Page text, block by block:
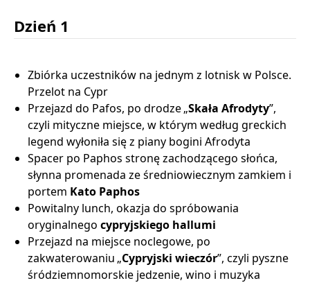
Dzień 1
Zbiórka uczestników na jednym z lotnisk w Polsce.
Przelot na Cypr
Przejazd do Pafos, po drodze „Skała Afrodyty”,
czyli mityczne miejsce, w którym według greckich
legend wyłoniła się z piany bogini Afrodyta
Spacer po Paphos stronę zachodzącego słońca,
słynna promenada ze średniowiecznym zamkiem i
portem Kato Paphos
Powitalny lunch, okazja do spróbowania
oryginalnego cypryjskiego hallumi
Przejazd na miejsce noclegowe, po
zakwaterowaniu „Cypryjski wieczór”, czyli pyszne
śródziemnomorskie jedzenie, wino i muzyka